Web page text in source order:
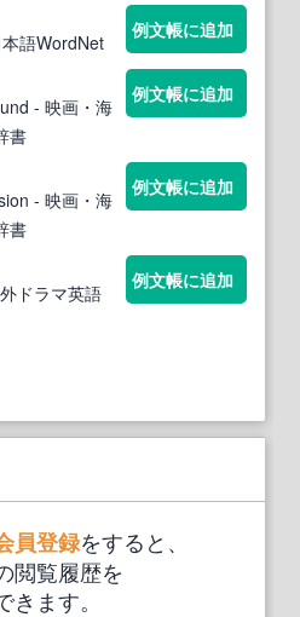
語WordNet
例文帳に追加
- 映画・海
書
例文帳に追加
- 映画・海
書
例文帳に追加
ドラマ英語
例文帳に追加
員登録をすると、
閲覧履歴を
きます。